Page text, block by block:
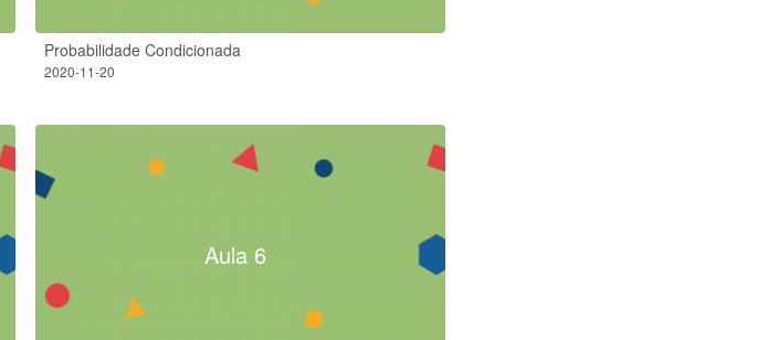
Probabilidade Condicionada
2020-11-20
Aula 6